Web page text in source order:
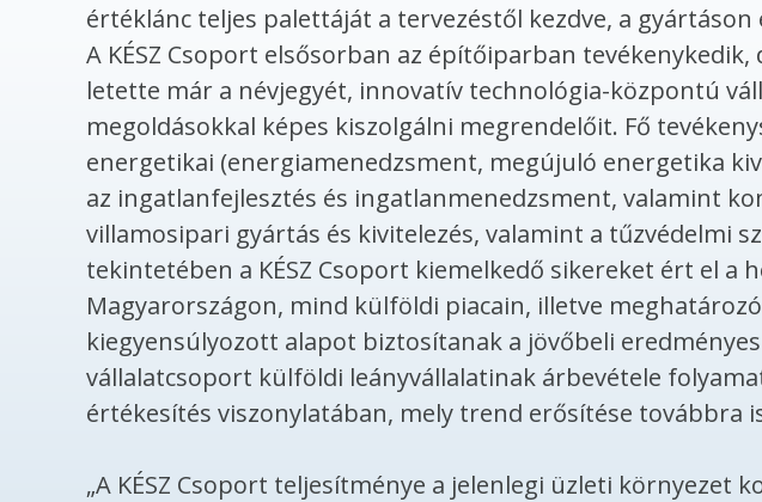
értéklánc teljes palettáját a tervezéstől kezdve, a
A KÉSZ Csoport elsősorban az építőiparban
letette már a névjegyét, innovatív technológia-központú
megoldásokkal képes kiszolgálni megrendelőit. Fő
energetikai (energiamenedzsment, megújuló energetika
az ingatlanfejlesztés és ingatlanmenedzsment, valamint
villamosipari gyártás és kivitelezés, valamint a tűzvédelmi
tekintetében a KÉSZ Csoport kiemelkedő sikereket ért el
Magyarországon, mind külföldi piacain, illetve
kiegyensúlyozott alapot biztosítanak a jövőbeli
vállalatcsoport külföldi leányvállalatinak árbevétele
értékesítés viszonylatában, mely trend erősítése továbbra
„A KÉSZ Csoport teljesítménye a jelenlegi üzleti környezet